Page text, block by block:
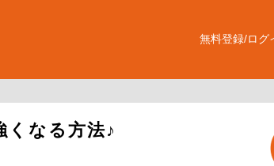
なる方法♪
無料登録/ログ